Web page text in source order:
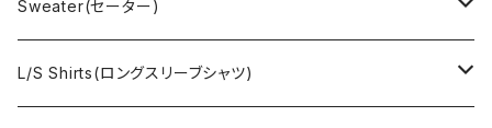
EURO Military(ユーロミリタリー）
Ralph Laurne(ラルフローレン)
Champion(チャンピオン)
Reverse Weave(リバースウィーブ)
Sweater(セーター)
Ralph Lauren(ラルフローレン)
L/S Shirts(ロングスリーブシャツ)